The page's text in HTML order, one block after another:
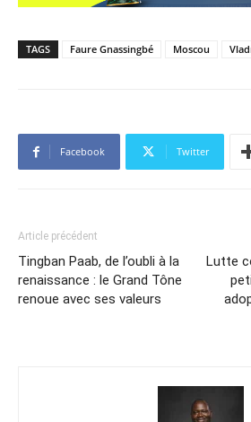
TAGS Faure Gnassingbé Moscou
Facebook Twitter
Article précédent
Tingban Paab, de l’oubli à la
renaissance : le Grand Tône
renoue avec ses valeurs
Lutte